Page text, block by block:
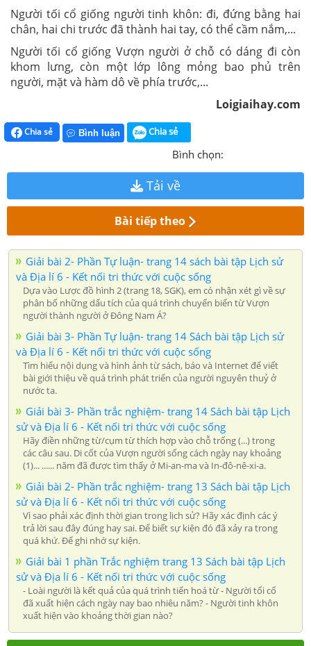
Người tối cổ giống người tinh khôn: đi, đứng bằng hai
chân, hai chi trước đã thành hai tay, có thể cầm nắm,...
Người tối cổ giống Vượn người ở chỗ có dáng đi còn
khom lưng, còn một lớp lông mỏng bao phủ trên
người, mặt và hàm dô về phía trước,...
Loigiaihay.com
Chia sẻ Bình luận Chia sẻ
Bình chọn:
Tải về
Bài tiếp theo
Giải bài 2- Phần Tự luận- trang 14 sách bài tập Lịch sử
và Địa lí 6 - Kết nối tri thức với cuộc sống
Dựa vào Lược đồ hình 2 (trang 18, SGK), em có nhận xét gì về sự
phân bố những dấu tích của quá trình chuyến biến từ Vượn
người thành người ở Đông Nam Á?
Giải bài 3- Phần Tự luận- trang 14 Sách bài tập Lịch sử
và Địa lí 6 - Kết nối tri thức với cuộc sống
Tìm hiểu nội dụng và hình ảnh từ sách, báo và Internet để viết
bài giới thiệu về quá trình phát triển của người nguyên thuỷ ở
nước ta.
Giải bài 3- Phần trắc nghiệm- trang 14 Sách bài tập Lịch
sử và Địa lí 6 - Kết nối tri thức với cuộc sống
Hãy điền những từ/cụm từ thích hợp vào chỗ trống (...) trong
các câu sau. Di cốt của Vượn người sống cách ngày nay khoảng
(1)... ...... năm đã được tìm thấy ở Mi-an-ma và In-đô-nê-xi-a.
Giải bài 2- Phần trắc nghiệm- trang 13 Sách bài tập Lịch
sử và Địa lí 6 - Kết nối tri thức với cuộc sống
Vì sao phải xác định thời gian trong lịch sử? Hãy xác định các ý
trả lời sau đây đúng hay sai. Để biết sự kiện đó đã xảy ra trong
quá khứ. Để ghi nhớ sự kiện.
Giải bài 1 phần Trắc nghiệm trang 13 Sách bài tập Lịch
sử và Địa lí 6 - Kết nối tri thức với cuộc sống
- Loài người là kết quả của quá trình tiến hoá từ - Người tối cổ
đã xuất hiện cách ngày nay bao nhiêu năm? - Người tinh khôn
xuất hiện vào khoảng thời gian nào?